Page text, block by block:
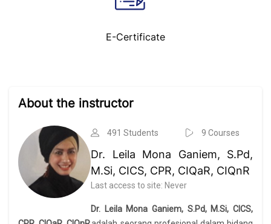
E-Certificate
About the instructor
491 Students 9 Courses
Dr. Leila Mona Ganiem, S.Pd,
M.Si, CICS, CPR, CIQaR, CIQnR
Last access to site: Never
Dr. Leila Mona Ganiem, S.Pd, M.Si, CICS,